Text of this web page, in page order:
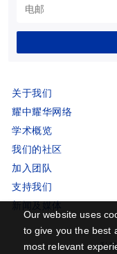
Our website uses
to give you the best
most relevant
关于我们
耀中耀华网络
学术概览
我们的社区
加入团队
支持我们
新闻及媒体
私